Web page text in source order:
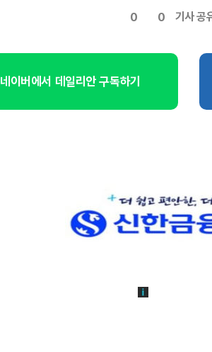
0 0 기사 공
네이버에서 데일리안 구독하기